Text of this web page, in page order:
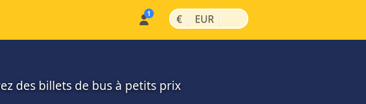
€ | EUR |
des billets de bus à petits prix